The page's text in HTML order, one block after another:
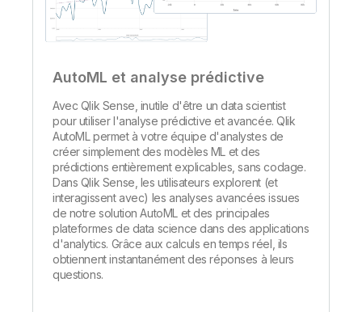
AutoML et analyse prédictive
Avec Qlik Sense, inutile d'être un data scientist
pour utiliser l'analyse prédictive et avancée. Qlik
AutoML permet à votre équipe d'analystes de
créer simplement des modèles ML et des
prédictions entièrement explicables, sans codage.
Dans Qlik Sense, les utilisateurs explorent (et
interagissent avec) les analyses avancées issues
de notre solution AutoML et des principales
plateformes de data science dans des applications
d'analytics. Grâce aux calculs en temps réel, ils
obtiennent instantanément des réponses à leurs
questions.